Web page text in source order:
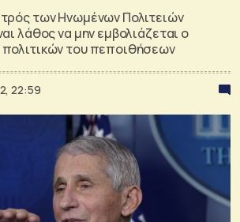
των Ηνωμένων Πολιτειών
λάθος να μην εμβολιάζεται ο
του πεποιθήσεων
22:59